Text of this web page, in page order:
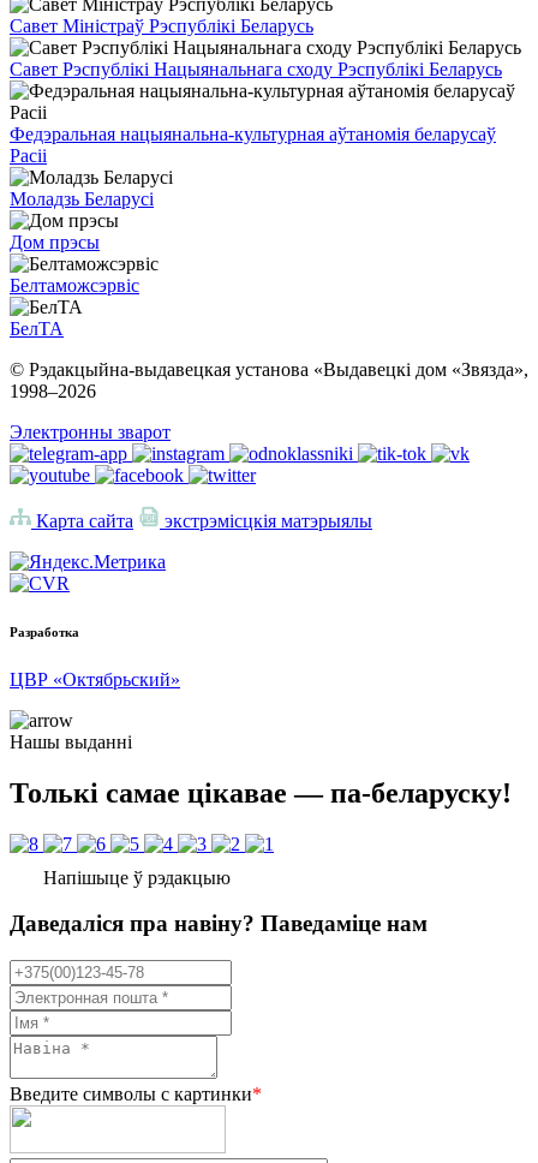
Савет Міністраў Рэспублікі Беларусь
Савет Рэспублікі Нацыянальнага сходу Рэспублікі Беларусь
Федэральная нацыянальна-культурная аўтаномія беларусаў
Расіі
Моладзь Беларусі
Дом прэсы
Белтаможсэрвіс
БелТА
© Рэдакцыйна-выдавецкая установа «Выдавецкі дом «Звязда»,
1998–2026
Электронны зварот
Карта сайта экстрэмісцкія матэрыялы
Разработка
ЦВР «Октябрьский»
Нашы выданні
Толькі самае цікавае — па-беларуску!
Напішыце ў рэдакцыю
Даведаліся пра навіну? Паведаміце нам
Введите символы с картинки*